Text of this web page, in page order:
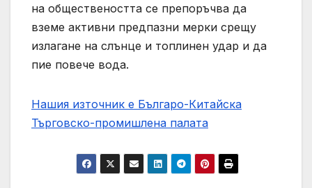
на обществеността се препоръчва да
вземе активни предпазни мерки срещу
излагане на слънце и топлинен удар и да
пие повече вода.
Нашия източник е Българо-Китайска
Търговско-промишлена палaта